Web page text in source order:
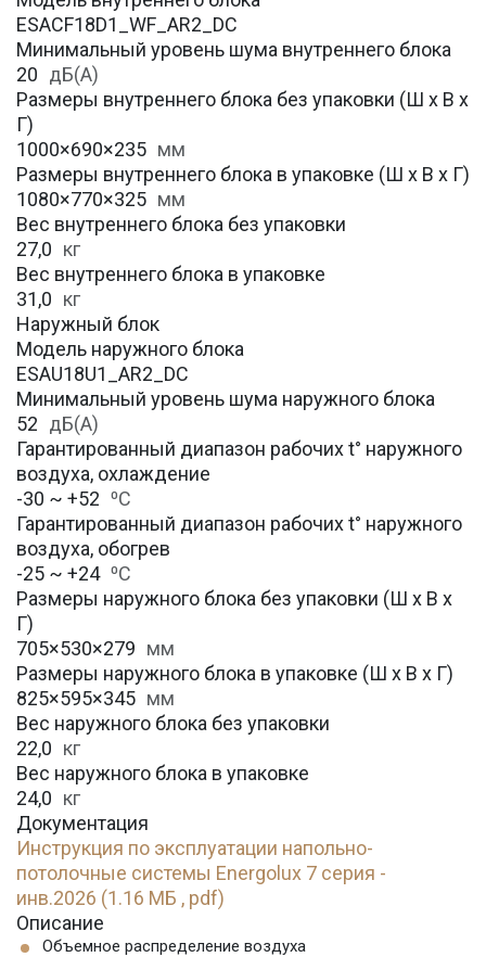
ESACF18D1_WF_AR2_DC
Минимальный уровень шума внутреннего блока
20 дБ(А)
Размеры внутреннего блока без упаковки (Ш х В х
Г)
1000×690×235 мм
Размеры внутреннего блока в упаковке (Ш х В х Г)
1080×770×325 мм
Вес внутреннего блока без упаковки
27,0 кг
Вес внутреннего блока в упаковке
31,0 кг
Наружный блок
Модель наружного блока
ESAU18U1_AR2_DC
Минимальный уровень шума наружного блока
52 дБ(А)
Гарантированный диапазон рабочих t° наружного
воздуха, охлаждение
-30 ~ +52 ⁰С
Гарантированный диапазон рабочих t° наружного
воздуха, обогрев
-25 ~ +24 ⁰С
Размеры наружного блока без упаковки (Ш х В х
Г)
705×530×279 мм
Размеры наружного блока в упаковке (Ш х В х Г)
825×595×345 мм
Вес наружного блока без упаковки
22,0 кг
Вес наружного блока в упаковке
24,0 кг
Документация
Инструкция по эксплуатации напольно-
потолочные системы Energolux 7 серия -
инв.2026 (1.16 МБ , pdf)
Описание
Объемное распределение воздуха